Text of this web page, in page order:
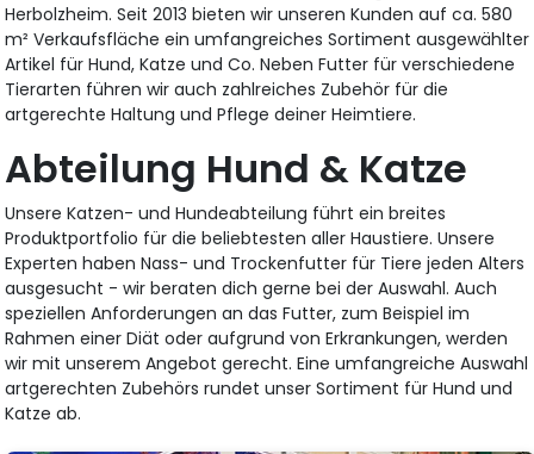
Herbolzheim. Seit 2013 bieten wir unseren Kunden auf ca. 580
m² Verkaufsfläche ein umfangreiches Sortiment ausgewählter
Artikel für Hund, Katze und Co. Neben Futter für verschiedene
Tierarten führen wir auch zahlreiches Zubehör für die
artgerechte Haltung und Pflege deiner Heimtiere.
Abteilung Hund & Katze
Unsere Katzen- und Hundeabteilung führt ein breites
Produktportfolio für die beliebtesten aller Haustiere. Unsere
Experten haben Nass- und Trockenfutter für Tiere jeden Alters
ausgesucht - wir beraten dich gerne bei der Auswahl. Auch
speziellen Anforderungen an das Futter, zum Beispiel im
Rahmen einer Diät oder aufgrund von Erkrankungen, werden
wir mit unserem Angebot gerecht. Eine umfangreiche Auswahl
artgerechten Zubehörs rundet unser Sortiment für Hund und
Katze ab.